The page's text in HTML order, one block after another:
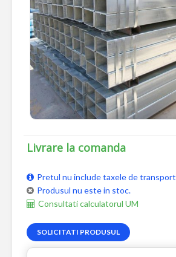
Livrare la comanda
Pretul nu include taxele de transport
Produsul nu este in stoc.
Consultati calculatorul UM
SOLICITATI PRODUSUL